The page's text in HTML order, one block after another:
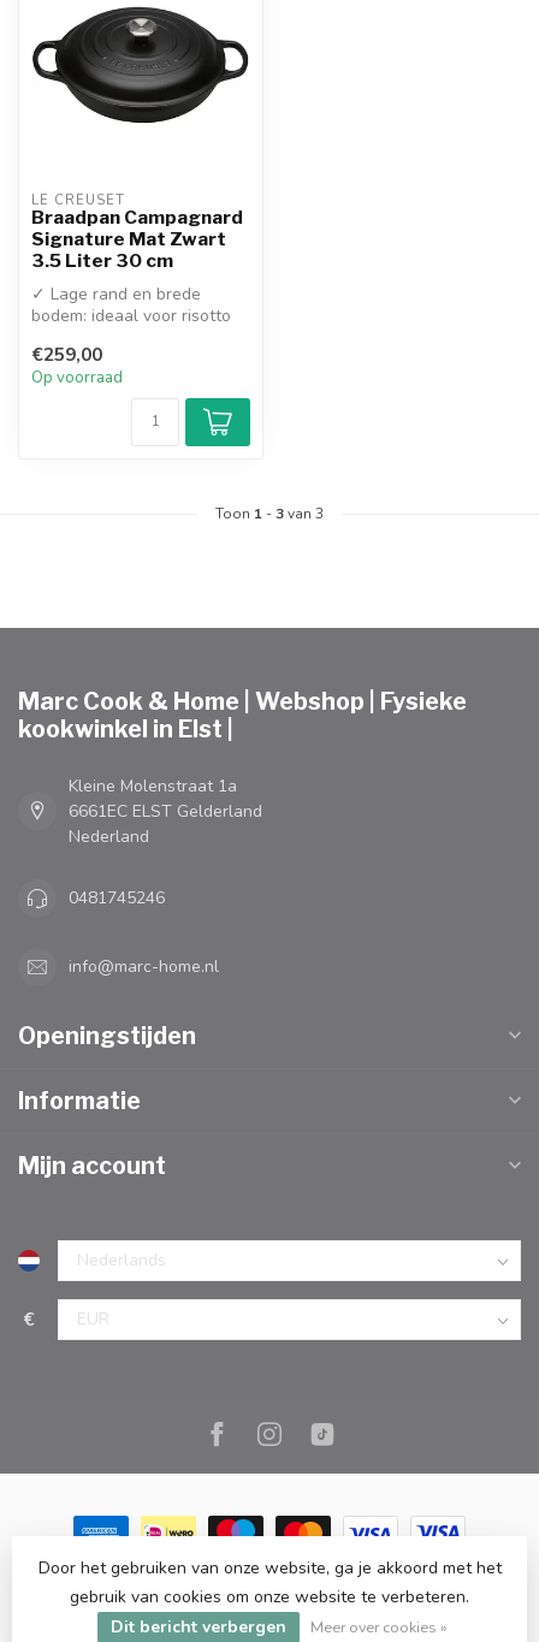
LE CREUSET
Braadpan Campagnard
Signature Mat Zwart
3.5 Liter 30 cm
✓ Lage rand en brede
bodem: ideaal voor risotto
✓ Zwart emaill...
€259,00
Op voorraad
Toon 1 -3van 3
Marc Cook & Home | Webshop | Fysieke
kookwinkel in Elst |
Kleine Molenstraat 1a
6661EC ELST Gelderland
Nederland
0481745246
info@marc-home.nl
Openingstijden
Informatie
Mijn account
€
© Copyright 2026 Marc Cook & Home | Webshop | Fysieke
kookwinkel in Elst |- Powered byLightspeed-Lightspeed design
byDyvelopment
Door het gebruiken van onze website, ga je akkoord met het
gebruik van cookies om onze website te verbeteren.
Dit bericht verbergen
Meer over cookies »